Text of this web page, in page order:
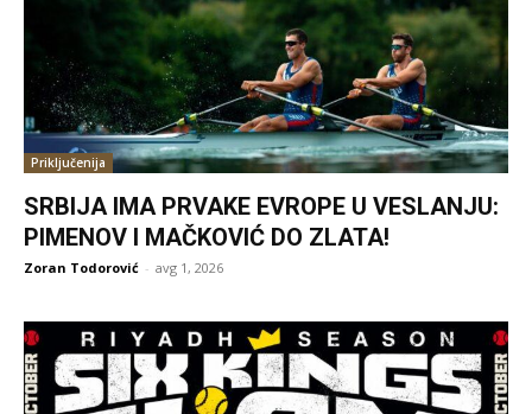
Priključenija
SRBIJA IMA PRVAKE EVROPE U VESLANJU:
PIMENOV I MAČKOVIĆ DO ZLATA!
Zoran Todorović - avg 1, 2026